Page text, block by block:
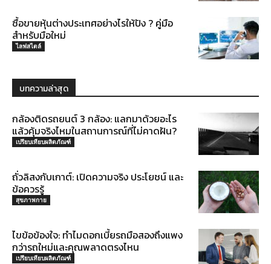
ซื้อขายหุ้นต่างประเทศอย่างไรให้ปัง ? คู่มือ
สำหรับมือใหม่
ไลฟสไตล์
บทความล่าสุด
กล้องติดรถยนต์ 3 กล้อง: แลกมาด้วยอะไร
แล้วคุ้มจริงไหมในสถานการณ์ที่ไม่คาดฝัน?
เปรียบเทียบผลิตภัณฑ์
ถั่วลิสงกับเกาต์: เปิดความจริง ประโยชน์ และ
ข้อควรรู้
สุขภาพกาย
ไขข้อข้องใจ: ทำไมดอกเบี้ยรถมือสองถึงแพง
กว่ารถใหม่และคุณพลาดตรงไหน
เปรียบเทียบผลิตภัณฑ์